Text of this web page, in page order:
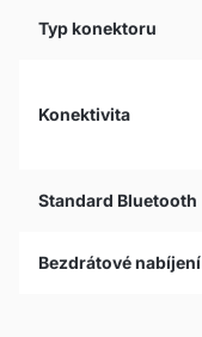
Typ konektoru
Konektivita
Standard Bluetooth
Bezdrátové nabíjení